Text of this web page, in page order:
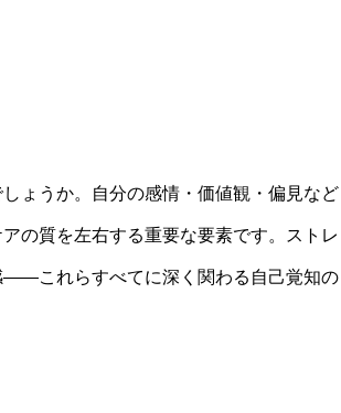
ょうか。自分の感情・価値観・偏見など
の質を左右する重要な要素です。ストレ
――これらすべてに深く関わる自己覚知の